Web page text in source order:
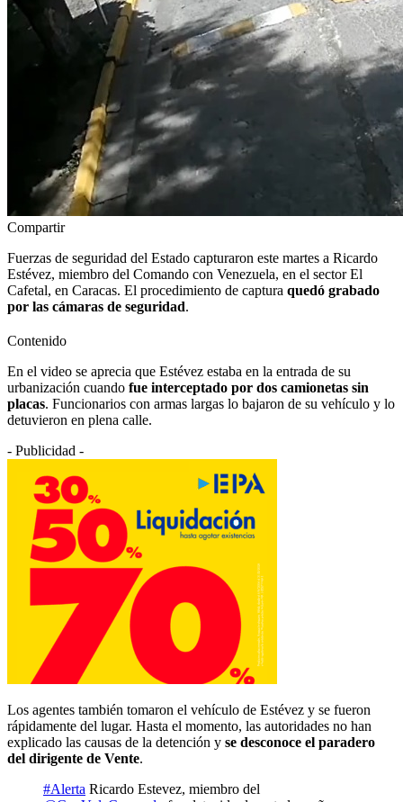
Compartir
Fuerzas de seguridad del Estado capturaron este martes a Ricardo
Estévez, miembro del Comando con Venezuela, en el sector El
Cafetal, en Caracas. El procedimiento de captura quedó grabado
por las cámaras de seguridad.
Contenido
En el video se aprecia que Estévez estaba en la entrada de su
urbanización cuando fue interceptado por dos camionetas sin
placas. Funcionarios con armas largas lo bajaron de su vehículo y lo
detuvieron en plena calle.
- Publicidad -
Los agentes también tomaron el vehículo de Estévez y se fueron
rápidamente del lugar. Hasta el momento, las autoridades no han
explicado las causas de la detención y se desconoce el paradero
del dirigente de Vente.
#Alerta Ricardo Estevez, miembro del